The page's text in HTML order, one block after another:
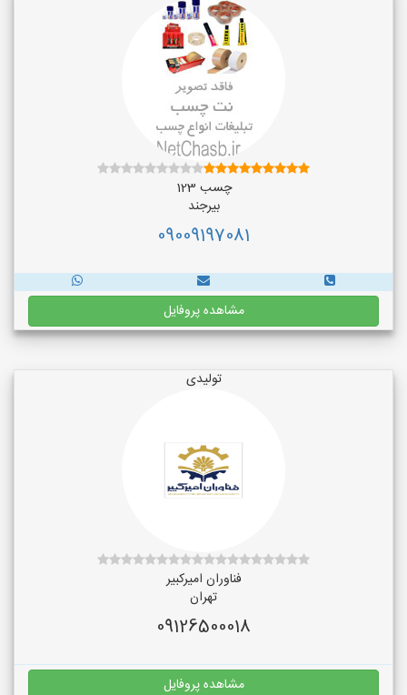
چسب 123
بیرجند
09009197081
مشاهده پروفایل
تولیدی
فناوران امیرکبیر
تهران
09126500018
مشاهده پروفایل